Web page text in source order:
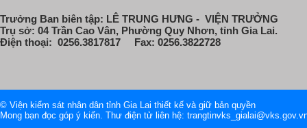
Trưởng Ban biên tập: LÊ TRUNG HƯNG - VIỆN TRƯỞNG
Trụ sở: 04 Trần Cao Vân, Phường Quy Nhơn, tỉnh Gia Lai.
Điện thoại: 0256.3817817 Fax: 0256.3822728
© Viện kiểm sát nhân dân tỉnh Gia Lai thiết kế và giữ bản quyền
Mong bạn đọc góp ý kiến. Thư điện tử liên hệ: